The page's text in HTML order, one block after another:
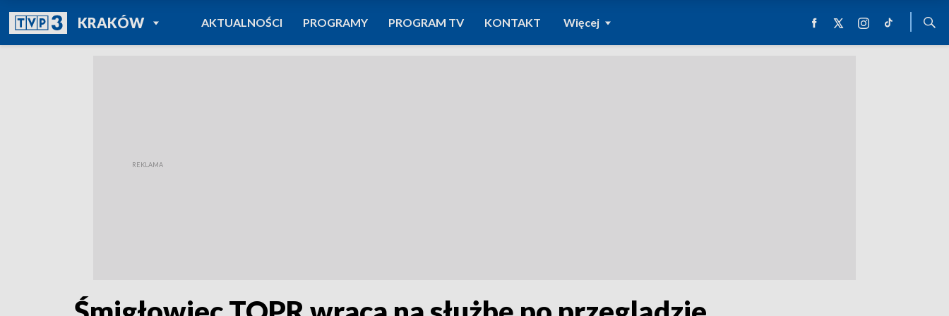
KRAKÓWPOWRÓT DO
TVP REGIONY
AKTUALNOŚCI PROGRAMY PROGRAM TV KONTAKT Więcej